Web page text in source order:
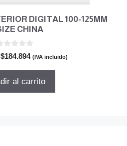
DIGITAL 100-125MM
CHINA
El
original
$184.894El
actual
(IVA incluido)
al carrito